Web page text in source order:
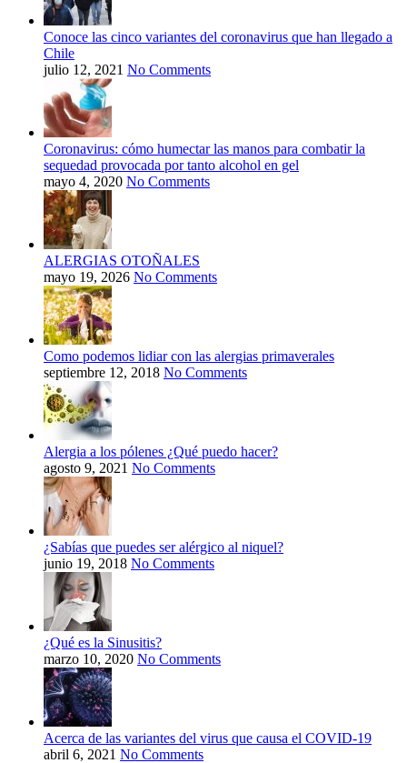
Conoce las cinco variantes del coronavirus que han llegado a
Chile
julio 12, 2021 No Comments
Coronavirus: cómo humectar las manos para combatir la
sequedad provocada por tanto alcohol en gel
mayo 4, 2020 No Comments
ALERGIAS OTOÑALES
mayo 19, 2026 No Comments
Como podemos lidiar con las alergias primaverales
septiembre 12, 2018 No Comments
Alergia a los pólenes ¿Qué puedo hacer?
agosto 9, 2021 No Comments
¿Sabías que puedes ser alérgico al niquel?
junio 19, 2018 No Comments
¿Qué es la Sinusitis?
marzo 10, 2020 No Comments
Acerca de las variantes del virus que causa el COVID-19
abril 6, 2021 No Comments